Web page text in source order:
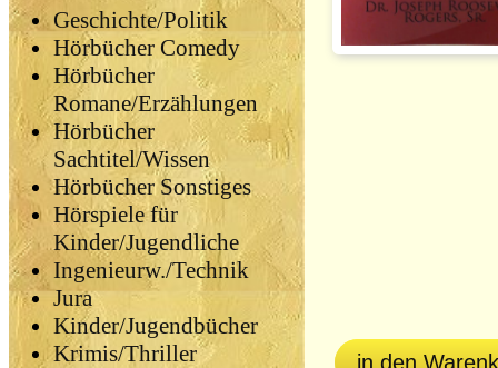
Geschichte/Politik
Hörbücher Comedy
Hörbücher
Romane/Erzählungen
Hörbücher
Sachtitel/Wissen
Hörbücher Sonstiges
Hörspiele für
Kinder/Jugendliche
Ingenieurw./Technik
Jura
Kinder/Jugendbücher
Krimis/Thriller
in den